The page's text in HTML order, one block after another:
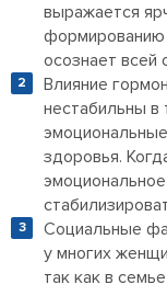
выражается
формированию
осознает всей
Влияние
нестабильны в
здоровья.
Социальные
у многих
так как в